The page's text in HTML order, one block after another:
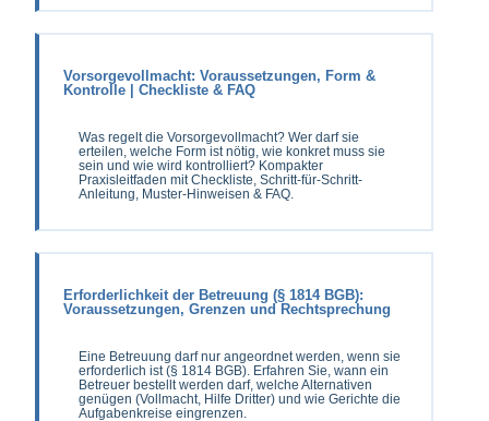
Vorsorgevollmacht: Voraussetzungen, Form &
Kontrolle | Checkliste & FAQ
Was regelt die Vorsorgevollmacht? Wer darf sie
erteilen, welche Form ist nötig, wie konkret muss sie
sein und wie wird kontrolliert? Kompakter
Praxisleitfaden mit Checkliste, Schritt-für-Schritt-
Anleitung, Muster-Hinweisen & FAQ.
Erforderlichkeit der Betreuung (§ 1814 BGB):
Voraussetzungen, Grenzen und Rechtsprechung
Eine Betreuung darf nur angeordnet werden, wenn sie
erforderlich ist (§ 1814 BGB). Erfahren Sie, wann ein
Betreuer bestellt werden darf, welche Alternativen
genügen (Vollmacht, Hilfe Dritter) und wie Gerichte die
Aufgabenkreise eingrenzen.